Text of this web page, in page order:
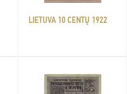
LIETUVA 10 CENTŲ 1922